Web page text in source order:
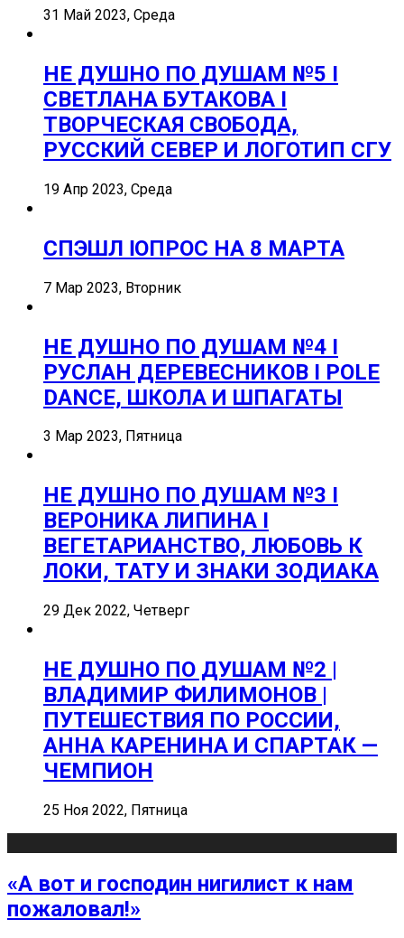
31 Май 2023, Среда
НЕ ДУШНО ПО ДУШАМ №5 I
СВЕТЛАНА БУТАКОВА I
ТВОРЧЕСКАЯ СВОБОДА,
РУССКИЙ СЕВЕР И ЛОГОТИП СГУ
19 Апр 2023, Среда
СПЭШЛ ӏ ОПРОС НА 8 МАРТА
7 Мар 2023, Вторник
НЕ ДУШНО ПО ДУШАМ №4 I
РУСЛАН ДЕРЕВЕСНИКОВ I POLE
DANCE, ШКОЛА И ШПАГАТЫ
3 Мар 2023, Пятница
НЕ ДУШНО ПО ДУШАМ №3 I
ВЕРОНИКА ЛИПИНА I
ВЕГЕТАРИАНСТВО, ЛЮБОВЬ К
ЛОКИ, ТАТУ И ЗНАКИ ЗОДИАКА
29 Дек 2022, Четверг
НЕ ДУШНО ПО ДУШАМ №2 |
ВЛАДИМИР ФИЛИМОНОВ |
ПУТЕШЕСТВИЯ ПО РОССИИ,
АННА КАРЕНИНА И СПАРТАК —
ЧЕМПИОН
25 Ноя 2022, Пятница
«А вот и господин нигилист к нам
пожаловал!»